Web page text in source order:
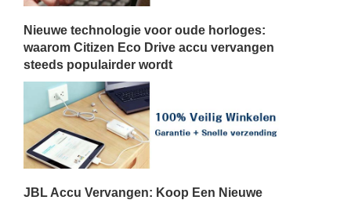
Nieuwe technologie voor oude horloges:
waarom Citizen Eco Drive accu vervangen
steeds populairder wordt
JBL Accu Vervangen: Koop Een Nieuwe